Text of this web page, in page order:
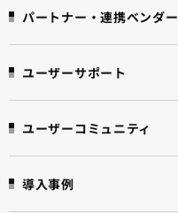
パートナー・連携ベンダー
ユーザーサポート
ユーザーコミュニティ
導入事例